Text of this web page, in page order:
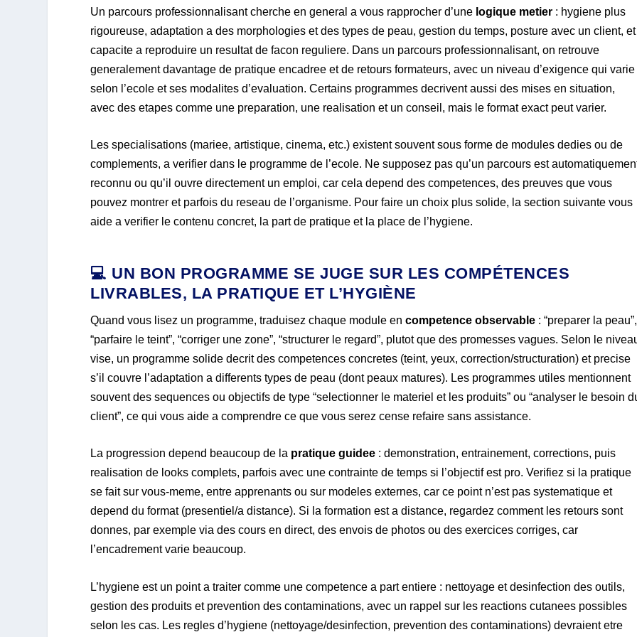
Un parcours professionnalisant cherche en general a vous rapprocher d’une logique metier : hygiene plus
rigoureuse, adaptation a des morphologies et des types de peau, gestion du temps, posture avec un client, et
capacite a reproduire un resultat de facon reguliere. Dans un parcours professionnalisant, on retrouve
generalement davantage de pratique encadree et de retours formateurs, avec un niveau d’exigence qui varie
selon l’ecole et ses modalites d’evaluation. Certains programmes decrivent aussi des mises en situation,
avec des etapes comme une preparation, une realisation et un conseil, mais le format exact peut varier.
Les specialisations (mariee, artistique, cinema, etc.) existent souvent sous forme de modules dedies ou de
complements, a verifier dans le programme de l’ecole. Ne supposez pas qu’un parcours est
reconnu ou qu’il ouvre directement un emploi, car cela depend des competences, des preuves que vous
pouvez montrer et parfois du reseau de l’organisme. Pour faire un choix plus solide, la section suivante vous
aide a verifier le contenu concret, la part de pratique et la place de l’hygiene.
💻 UN BON PROGRAMME SE JUGE SUR LES COMPÉTENCES
LIVRABLES, LA PRATIQUE ET L’HYGIÈNE
Quand vous lisez un programme, traduisez chaque module encompetence observable : “preparer la peau”,
“parfaire le teint”, “corriger une zone”, “structurer le regard”, plutot que des promesses vagues. Selon le
vise, un programme solide decrit des competences concretes (teint, yeux, correction/structuration) et precise
s’il couvre l’adaptation a differents types de peau (dont peaux matures). Les programmes utiles mentionnent
souvent des sequences ou objectifs de type “selectionner le materiel et les produits” ou “analyser le besoin
client”, ce qui vous aide a comprendre ce que vous serez cense refaire sans assistance.
La progression depend beaucoup de la pratique guidee : demonstration, entrainement, corrections, puis
realisation de looks complets, parfois avec une contrainte de temps si l’objectif est pro. Verifiez si la pratique
se fait sur vous-meme, entre apprenants ou sur modeles externes, car ce point n’est pas systematique et
depend du format (presentiel/a distance). Si la formation est a distance, regardez comment les retours sont
donnes, par exemple via des cours en direct, des envois de photos ou des exercices corriges, car
l’encadrement varie beaucoup.
L’hygiene est un point a traiter comme une competence a part entiere : nettoyage et desinfection des outils,
gestion des produits et prevention des contaminations, avec un rappel sur les reactions cutanees possibles
selon les cas. Les regles d’hygiene (nettoyage/desinfection, prevention des contaminations) devraient etre